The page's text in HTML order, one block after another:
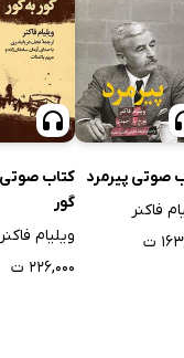
صوتی پیرمرد
فاکنر
ت
کتاب صوتی
گور
ویلیام فاکنر
۲۲۶,۰۰۰ ت